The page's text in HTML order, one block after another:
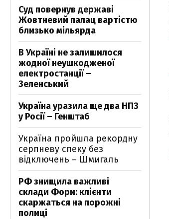
Суд повернув державі
Жовтневий палац вартістю
близько мільярда
В Україні не залишилося
жодної неушкодженої
електростанції –
Зеленський
Україна уразила ще два НПЗ
у Росії – Генштаб
Україна пройшла рекордну
серпневу спеку без
відключень – Шмигаль
РФ знищила важливі
склади Фори: клієнти
скаржаться на порожні
полиці